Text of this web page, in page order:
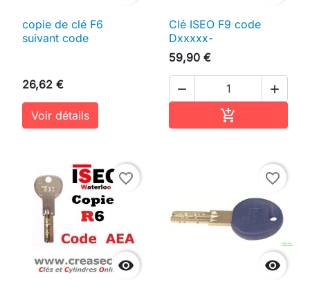
copie de clé F6
suivant code
26,62 €
Voir détails
Clé ISEO F9 code
Dxxxxx-
59,90 €
 


favorite_border

favorite_border